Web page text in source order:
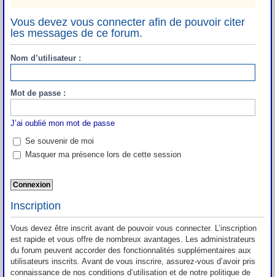
Vous devez vous connecter afin de pouvoir citer
les messages de ce forum.
Nom d’utilisateur :
Mot de passe :
J’ai oublié mon mot de passe
Se souvenir de moi
Masquer ma présence lors de cette session
Inscription
Vous devez être inscrit avant de pouvoir vous connecter. L’inscription
est rapide et vous offre de nombreux avantages. Les administrateurs
du forum peuvent accorder des fonctionnalités supplémentaires aux
utilisateurs inscrits. Avant de vous inscrire, assurez-vous d’avoir pris
connaissance de nos conditions d’utilisation et de notre politique de